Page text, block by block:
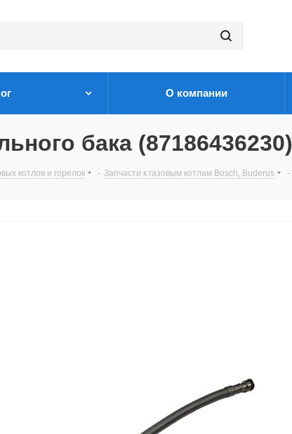
О компании
бака (87186436230)
котлов и горелок - Запчасти к газовым котлам Bosch, Buderus -